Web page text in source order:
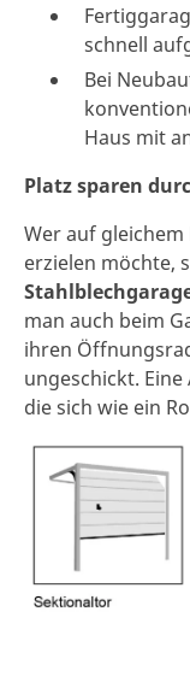
schnell
Bei
Haus mit
Platz sparen
Wer auf
erzielen möchte,
man auch beim
ihren
ungeschickt.
die sich wie ein